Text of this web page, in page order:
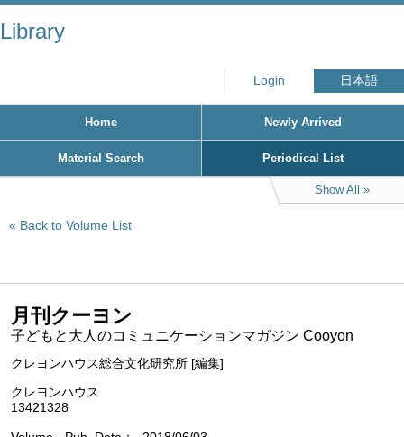
Library
Login 日本語
Home Newly Arrived
Material Search Periodical List
Show All
Back to Volume List
月刊クーヨン
子どもと大人のコミュニケーションマガジン Cooyon
クレヨンハウス総合文化研究所 [編集]
クレヨンハウス
13421328